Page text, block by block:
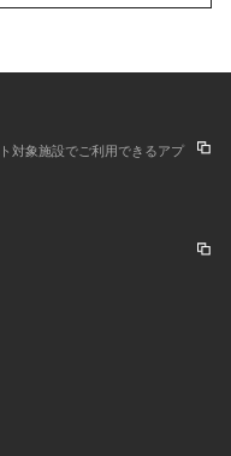
対象施設でご利用できるアプ